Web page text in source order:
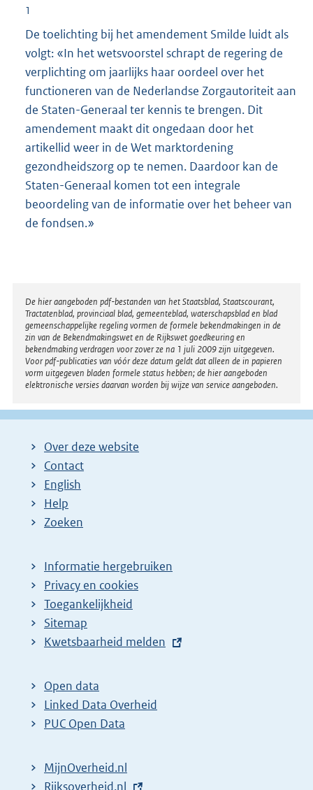
1
De toelichting bij het amendement Smilde luidt als
volgt: «In het wetsvoorstel schrapt de regering de
verplichting om jaarlijks haar oordeel over het
functioneren van de Nederlandse Zorgautoriteit aan
de Staten-Generaal ter kennis te brengen. Dit
amendement maakt dit ongedaan door het
artikellid weer in de Wet marktordening
gezondheidszorg op te nemen. Daardoor kan de
Staten-Generaal komen tot een integrale
beoordeling van de informatie over het beheer van
de fondsen.»
Disclaimer
De hier aangeboden pdf-bestanden van het Staatsblad, Staatscourant,
Tractatenblad, provinciaal blad, gemeenteblad, waterschapsblad en blad
gemeenschappelijke regeling vormen de formele bekendmakingen in de
zin van de Bekendmakingswet en de Rijkswet goedkeuring en
bekendmaking verdragen voor zover ze na 1 juli 2009 zijn uitgegeven.
Voor pdf-publicaties van vóór deze datum geldt dat alleen de in papieren
vorm uitgegeven bladen formele status hebben; de hier aangeboden
elektronische versies daarvan worden bij wijze van service aangeboden.
Over deze website
Contact
English
Help
Zoeken
Informatie hergebruiken
Privacy en cookies
Toegankelijkheid
Sitemap
E
t
e
r
l
Kwetsbaarheid melden
Open data
Linked Data Overheid
PUC Open Data
MijnOverheid.nl
E
Rijksoverheid.nl